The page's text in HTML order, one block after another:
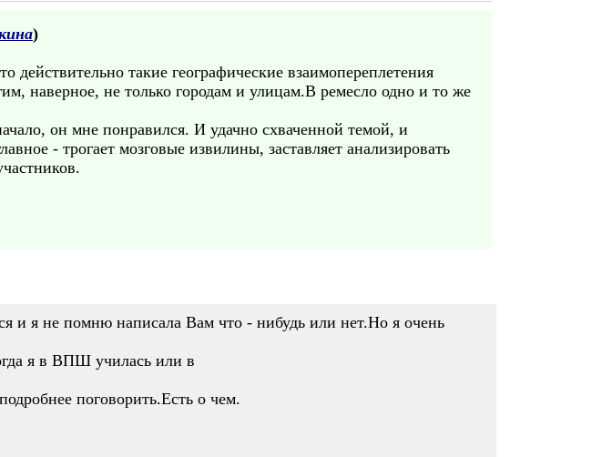
)
такие географические взаимопереплетения
наверное, не только городам и улицам.В ремесло одно и то же
он мне понравился. И удачно схваченной темой, и
- трогает мозговые извилины, заставляет анализировать
и я не помню написала Вам что - нибудь или нет.Но я очень
я в ВПШ училась или в
поговорить.Есть о чем.